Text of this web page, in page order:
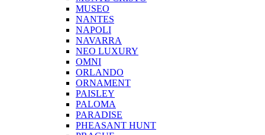
MUSEO
NANTES
NAPOLI
NAVARRA
NEO LUXURY
OMNI
ORLANDO
ORNAMENT
PAISLEY
PALOMA
PARADISE
PHEASANT HUNT